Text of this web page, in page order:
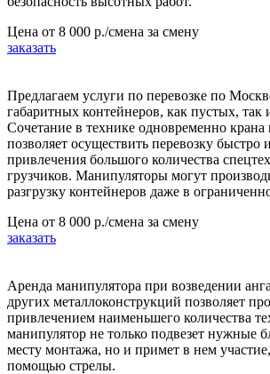
Цена от 8 000 р./смена за смену
заказать
Предлагаем услуги по перевозке по
габаритных контейнеров, как пустых, так
Сочетание в технике одновременно крана
позволяет осуществить перевозку быстро
привлечения большого количества
грузчиков. Манипуляторы могут
разгрузку контейнеров даже в
Цена от 8 000 р./смена за смену
заказать
Аренда манипулятора при возведении
других металлоконструкций позволяет
привлечением наименьшего количества
манипулятор не только подвезет нужные
месту монтажа, но и примет в нем
помощью стрелы.